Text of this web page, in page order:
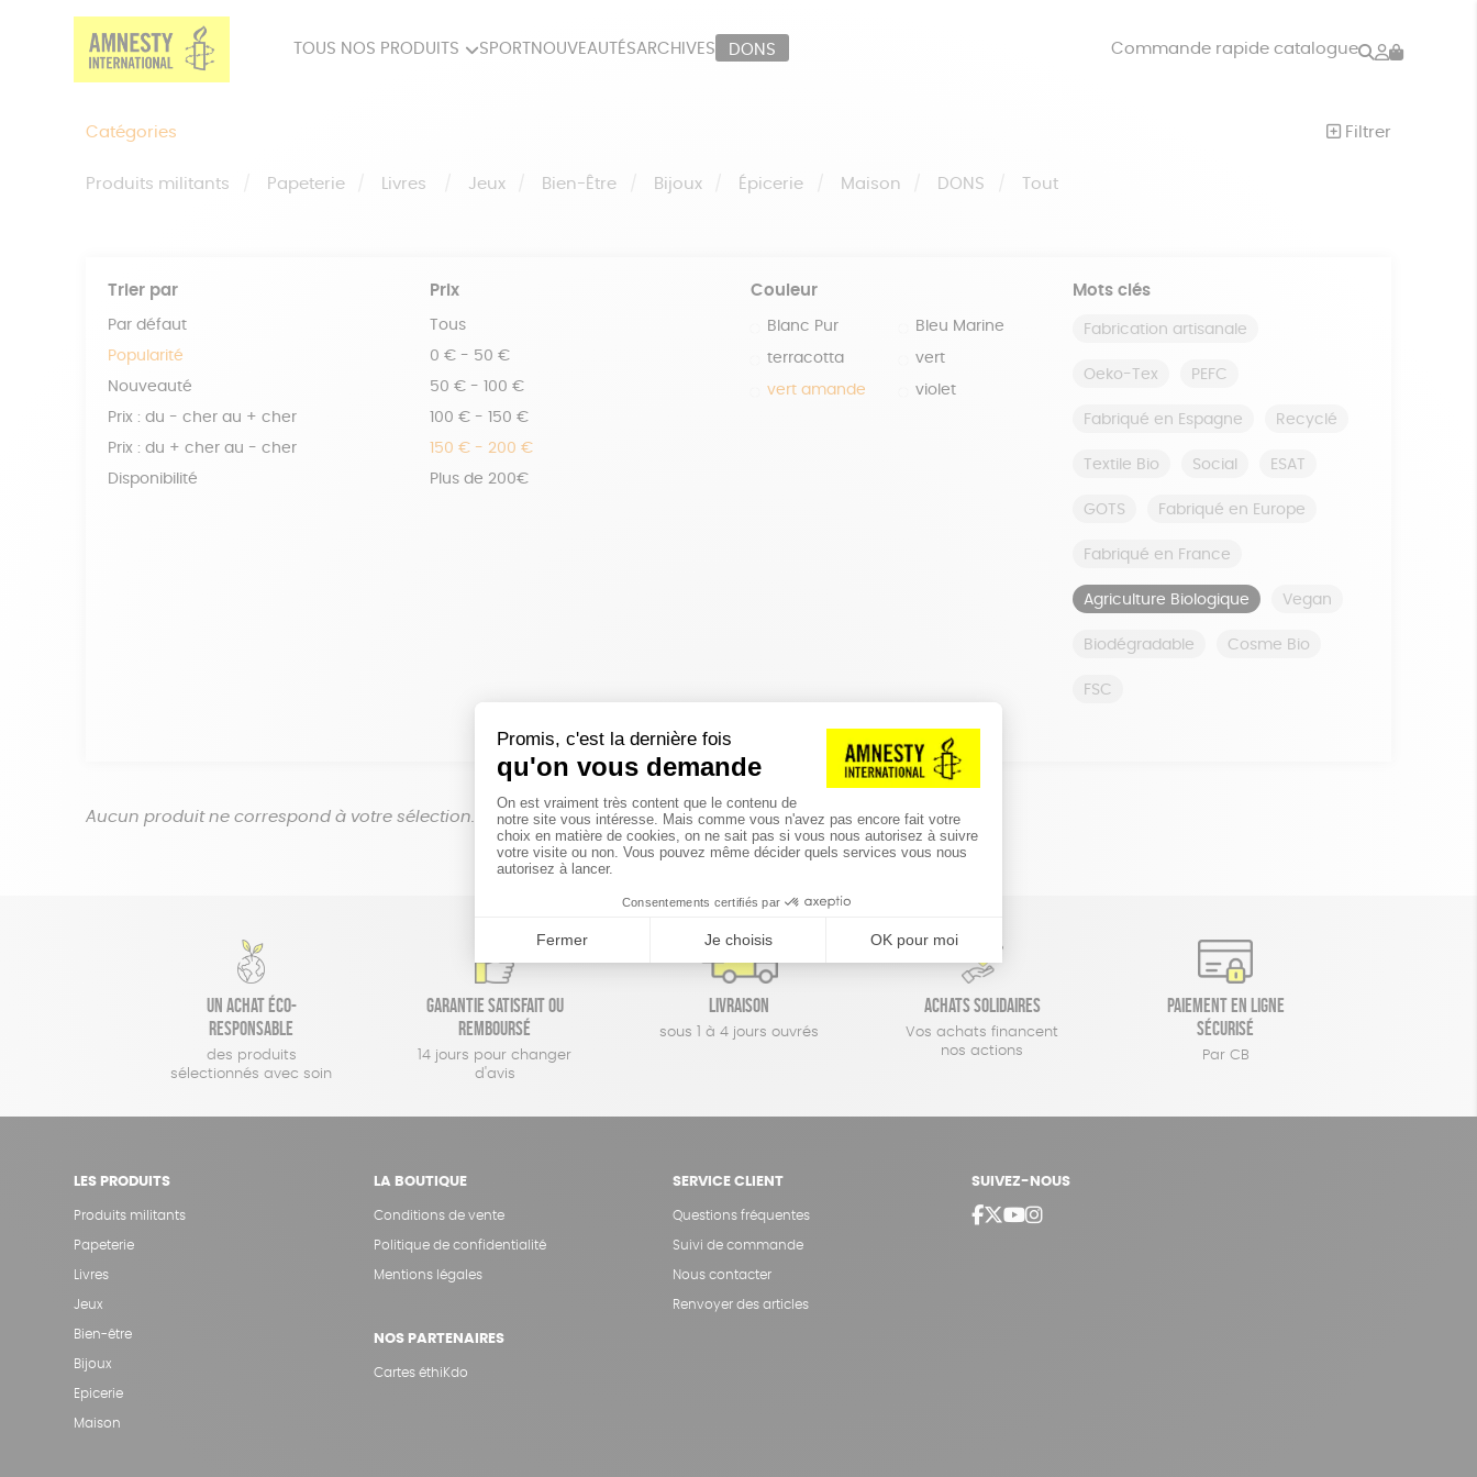
TOUS NOS PRODUITS SPORT NOUVEAUTÉSARCHIVES DONS Commande rapide catalogue Rechercher
Mon
Catégories Filtrer
Produits militants Papeterie Livres Jeux Bien-Être Bijoux Épicerie Maison DONS Tout
Trier par
Par défaut
Popularité
Nouveauté
Prix : du - cher au + cher
Prix : du + cher au - cher
Disponibilité
Prix
Tous
0 € - 50 €
50 € - 100 €
100 € - 150 €
150 € - 200 €
Plus de 200€
Couleur
Blanc Pur Bleu Marine
terracotta vert
vert amande violet
Mots clés
Fabrication artisanale
Oeko-Tex PEFC
Fabriqué en Espagne Recyclé
Textile Bio Social ESAT
GOTS Fabriqué en Europe
Fabriqué en France
Agriculture Biologique Vegan
Biodégradable Cosme Bio
FSC
Aucun produit ne correspond à votre sélection.
Un achat éco-
responsable
des produits
sélectionnés avec soin
Garantie satisfait ou
remboursé
14 jours pour changer
d'avis
Livraison
sous 1 à 4 jours ouvrés
Achats solidaires
Vos achats financent
nos actions
Paiement en ligne
sécurisé
Par CB
LES PRODUITS
Produits militants
Papeterie
Livres
Jeux
Bien-être
Bijoux
Epicerie
Maison
LA BOUTIQUE
Conditions de vente
Politique de confidentialité
Mentions légales
NOS PARTENAIRES
Cartes éthiKdo
SERVICE CLIENT
Questions fréquentes
Suivi de commande
Nous contacter
Renvoyer des articles
SUIVEZ-NOUS